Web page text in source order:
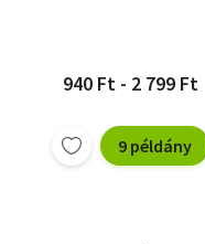
940 Ft - 2 799 Ft
9 példány